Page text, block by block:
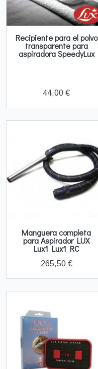
Recipiente para el polvo
transparente para
aspiradora SpeedyLux
44,00 €
Manguera completa
para Aspirador LUX
Lux1 Lux1 RC
265,50 €